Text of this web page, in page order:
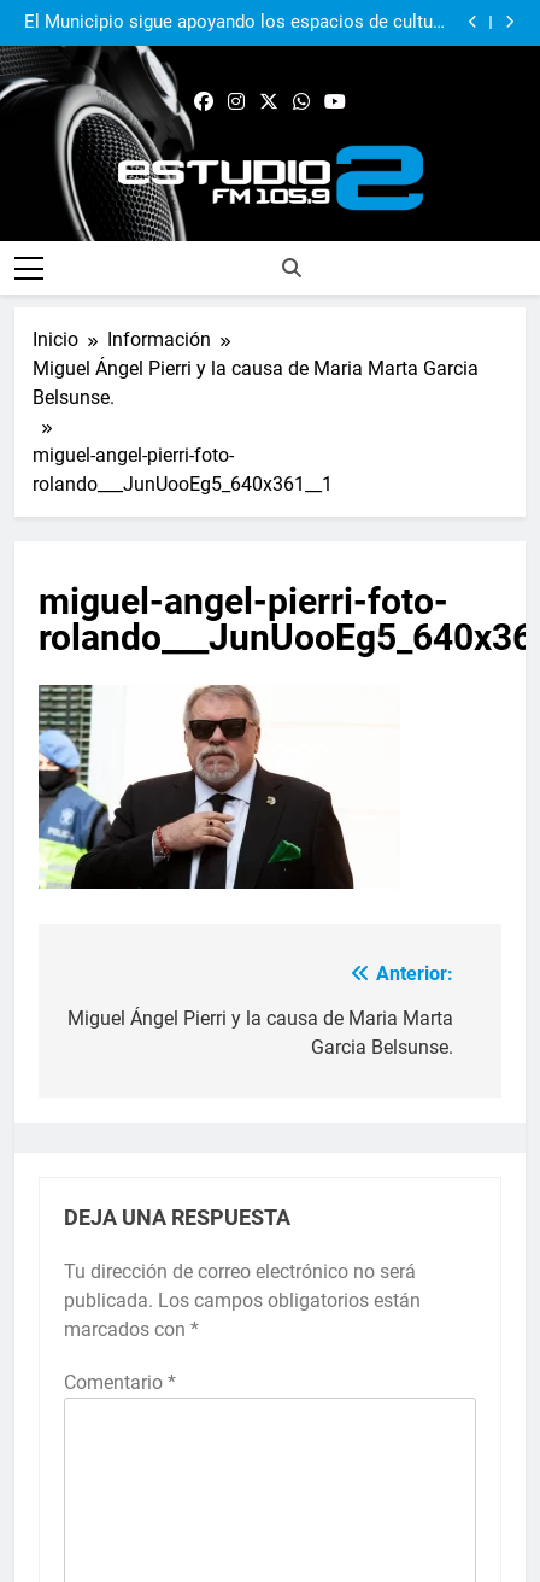
e identidad
Real Pilar sumó en Quilmes y sigue firme en zona de
Reducido
Murió Jorge Messi, el papá del 10 de la selección
El Municipio acompañó al Centro Papa Francisco en
El Municipio sigue apoyando los espacios de cultura
Real Pilar sumó en Quilmes y sigue firme en zona de
Murió Jorge Messi, el papá del 10 de la selección
argentina
FM Estudio 2
Inicio
Información
Miguel Ángel Pierri y la causa de Maria Marta Garcia
Belsunse.
miguel-angel-pierri-foto-
rolando___JunUooEg5_640x361__1
miguel-angel-pierri-foto-
Anterior:
Miguel Ángel Pierri y la causa de Maria Marta
Garcia Belsunse.
DEJA UNA RESPUESTA
Tu dirección de correo electrónico no será
publicada. Los campos obligatorios están
marcados con *
Comentario *